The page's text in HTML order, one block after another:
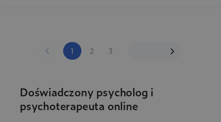
1 2 3
Doświadczony psycholog i
psychoterapeuta online